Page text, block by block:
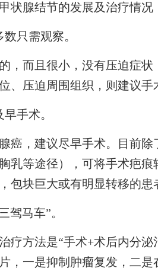
腺结节的发展及治疗情况
只需观察。
而且很小，没有压迫症状
、压迫周围组织，则建议
手术。
，建议尽早手术。目前除
乳等途径），可将手术疤
包块巨大或有明显转移的患
马车”。
方法是“手术+术后内分泌
，一是抑制肿瘤复发，二